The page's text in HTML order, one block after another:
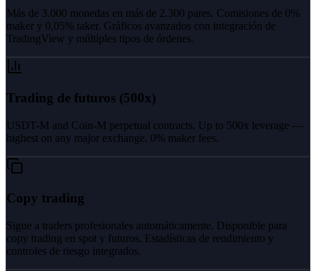
Más de 3.000 monedas en más de 2.300 pares. Comisiones de 0%
maker y 0,05% taker. Gráficos avanzados con integración de
TradingView y múltiples tipos de órdenes.
Trading de futuros (500x)
USDT-M and Coin-M perpetual contracts. Up to 500x leverage —
highest on any major exchange. 0% maker fees.
Copy trading
Sigue a traders profesionales automáticamente. Disponible para
copy trading en spot y futuros. Estadísticas de rendimiento y
controles de riesgo integrados.